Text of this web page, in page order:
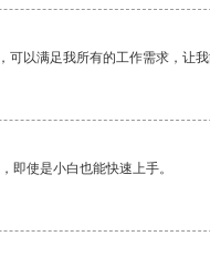
可以满足我所有的工作需求，让我
即使是小白也能快速上手。